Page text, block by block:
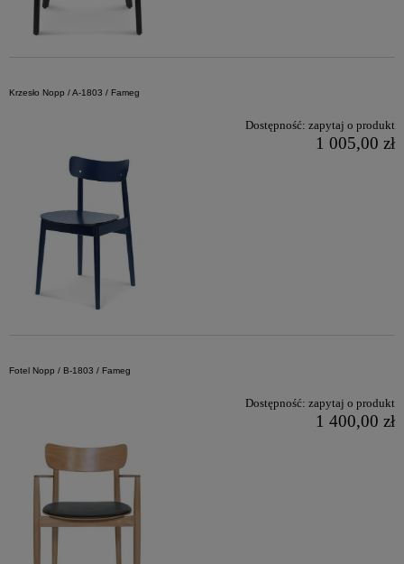
Krzesło Nopp / A-1803 / Fameg
Dostępność: zapytaj o produkt
1 005,00 zł
Fotel Nopp / B-1803 / Fameg
Dostępność: zapytaj o produkt
1 400,00 zł